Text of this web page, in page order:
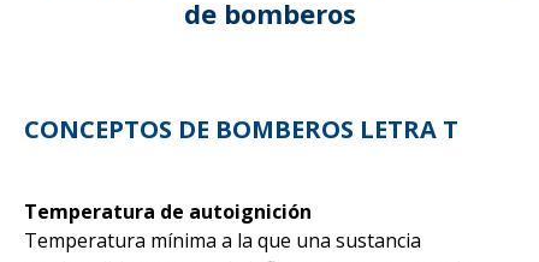
de bomberos
CONCEPTOS DE BOMBEROS LETRA T
Temperatura de autoignición
Temperatura mínima a la que una sustancia